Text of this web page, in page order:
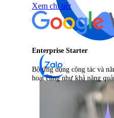
Xem chi tiết
Enterprise Starter
Bộ ứng dụng cộng tác và
hoạt cũng như khả năng